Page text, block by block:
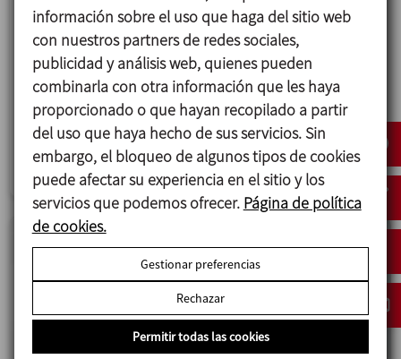
Nuevas válvulas de doble asiento INNOVA
Mixproof
INOXPA lanza las nuevas válvulas INNOVA Mixproof
con una serie de mejoras con el objetivo de
aumentar su rendimiento y durabilidad.
Válvulas y accesorios
información sobre el uso que haga del sitio web
con nuestros partners de redes sociales,
publicidad y análisis web, quienes pueden
combinarla con otra información que les haya
proporcionado o que hayan recopilado a partir
del uso que haya hecho de sus servicios. Sin
embargo, el bloqueo de algunos tipos de cookies
puede afectar su experiencia en el sitio y los
servicios que podemos ofrecer. Página de política
de cookies.
Gestionar preferencias
Rechazar
Permitir todas las cookies